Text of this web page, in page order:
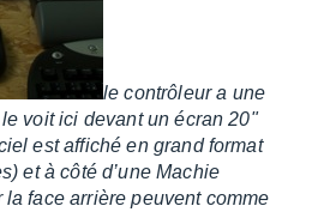
le contrô­leur a une
voit ici devant un écran 20"
est affi­ché en grand format
et à côté d’une Machie
face arrière peuvent comme